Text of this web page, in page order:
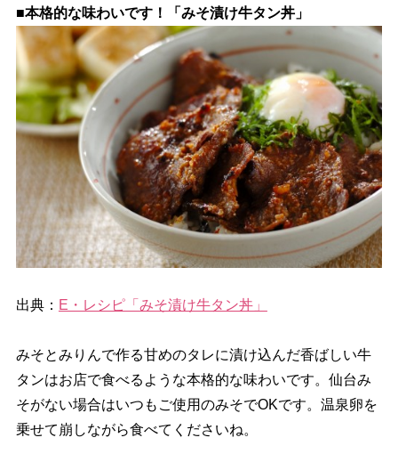
■本格的な味わいです！「みそ漬け牛タン丼」
出典： E・レシピ「みそ漬け牛タン丼」
みそとみりんで作る甘めのタレに漬け込んだ香ばしい牛
タンはお店で食べるような本格的な味わいです。仙台み
そがない場合はいつもご使用のみそでOKです。温泉卵を
乗せて崩しながら食べてくださいね。